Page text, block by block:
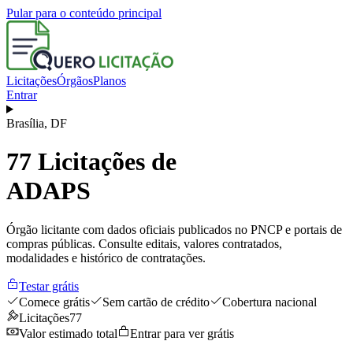
Pular para o conteúdo principal
LicitaçõesÓrgãosPlanos
Entrar
Brasília, DF
77 Licitações de
ADAPS
Órgão licitante com dados oficiais publicados no PNCP e portais de
compras públicas. Consulte editais, valores contratados,
modalidades e histórico de contratações.
Testar grátis
Comece grátis
Sem cartão de crédito
Cobertura nacional
Licitações77
Valor estimado total
Entrar para ver grátis